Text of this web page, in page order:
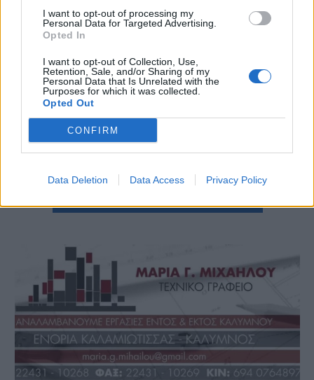
I want to opt-out of processing my
Personal Data for Targeted Advertising.
Opted In
I want to opt-out of Collection, Use,
Retention, Sale, and/or Sharing of my
Personal Data that Is Unrelated with the
Purposes for which it was collected.
Opted Out
CONFIRM
Data Deletion Data Access Privacy Policy